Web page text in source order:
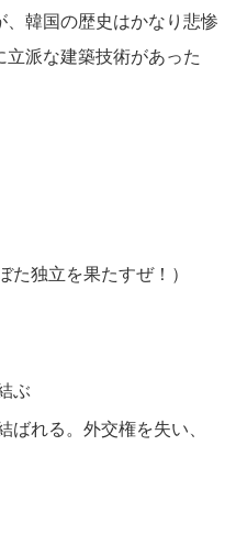
韓国の歴史はかなり悲惨
派な建築技術があった
た独立を果たすぜ！）
ぶ
ばれる。外交権を失い、